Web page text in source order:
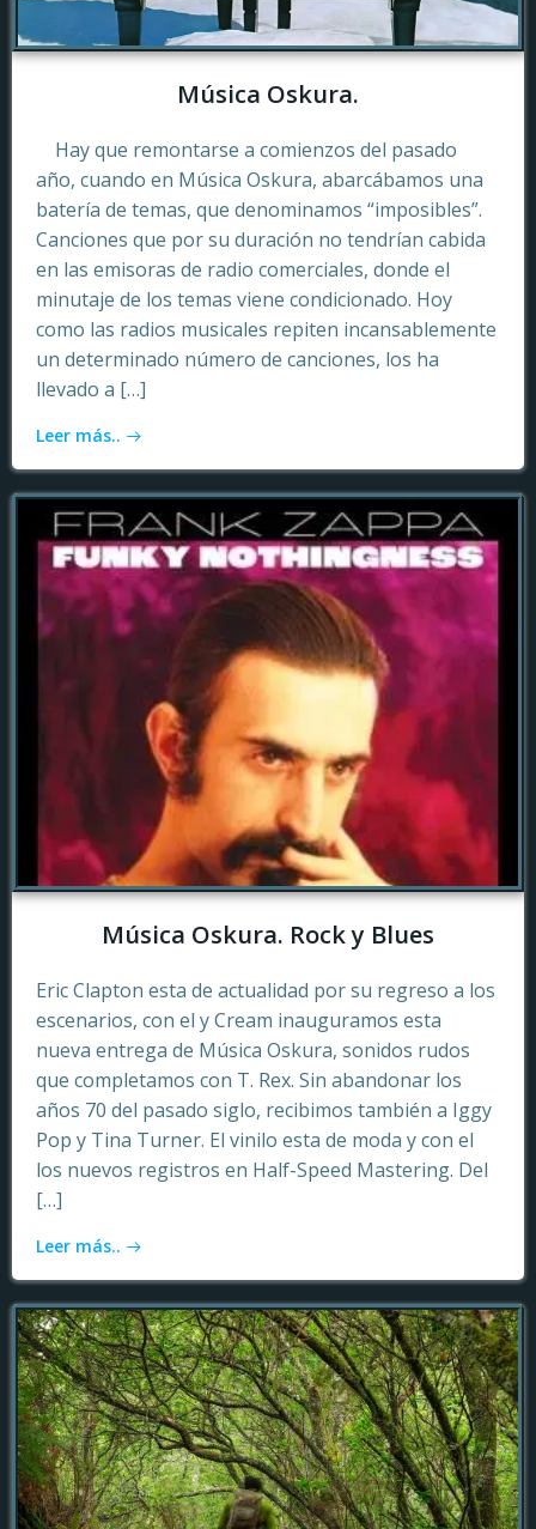
Música Oskura.
Hay que remontarse a comienzos del pasado
año, cuando en Música Oskura, abarcábamos una
batería de temas, que denominamos “imposibles”.
Canciones que por su duración no tendrían cabida
en las emisoras de radio comerciales, donde el
minutaje de los temas viene condicionado. Hoy
como las radios musicales repiten incansablemente
un determinado número de canciones, los ha
llevado a […]
Leer más..
Música Oskura. Rock y Blues
Eric Clapton esta de actualidad por su regreso a los
escenarios, con el y Cream inauguramos esta
nueva entrega de Música Oskura, sonidos rudos
que completamos con T. Rex. Sin abandonar los
años 70 del pasado siglo, recibimos también a Iggy
Pop y Tina Turner. El vinilo esta de moda y con el
los nuevos registros en Half-Speed Mastering. Del
[…]
Leer más..